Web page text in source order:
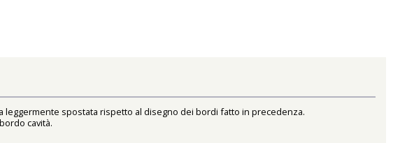
spostata rispetto al disegno dei bordi fatto in precedenza.
cavità.